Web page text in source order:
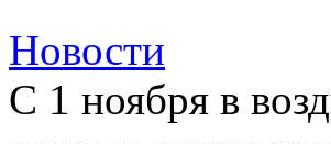
Новости
С 1 ноября в